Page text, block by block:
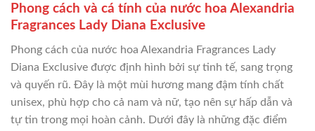
Phong cách và cá tính của nước hoa Alexandria
Fragrances Lady Diana Exclusive
Phong cách của nước hoa Alexandria Fragrances Lady
Diana Exclusive được định hình bởi sự tinh tế, sang trọng
và quyến rũ. Đây là một mùi hương mang đậm tính chất
unisex, phù hợp cho cả nam và nữ, tạo nên sự hấp dẫn và
tự tin trong mọi hoàn cảnh. Dưới đây là những đặc điểm